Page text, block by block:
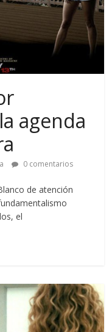
agenda
0 comentarios
de atención
el